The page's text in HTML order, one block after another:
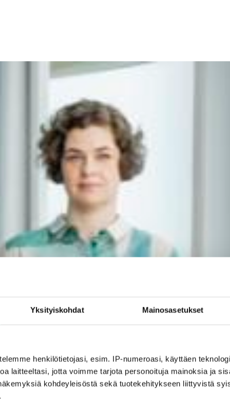
Yksityiskohdat Mainosasetukset
henkilötietojasi, esim. IP-numeroasi, käyttäen
laitteeltasi, jotta voimme tarjota personoituja mainoksia ja
kohdeyleisöstä sekä tuotekehitykseen liittyvistä